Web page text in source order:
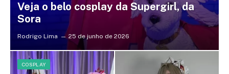
Veja o belo cosplay da Supergirl, da
Sora
Rodrigo Lima 25 de junho de 2026
COSPLAY